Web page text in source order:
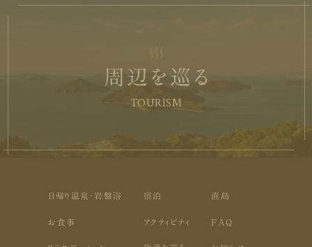
周辺を巡る
TOURISM
日帰り温泉・岩盤浴
お食事
宿泊
アクティビティ
直島
FAQ